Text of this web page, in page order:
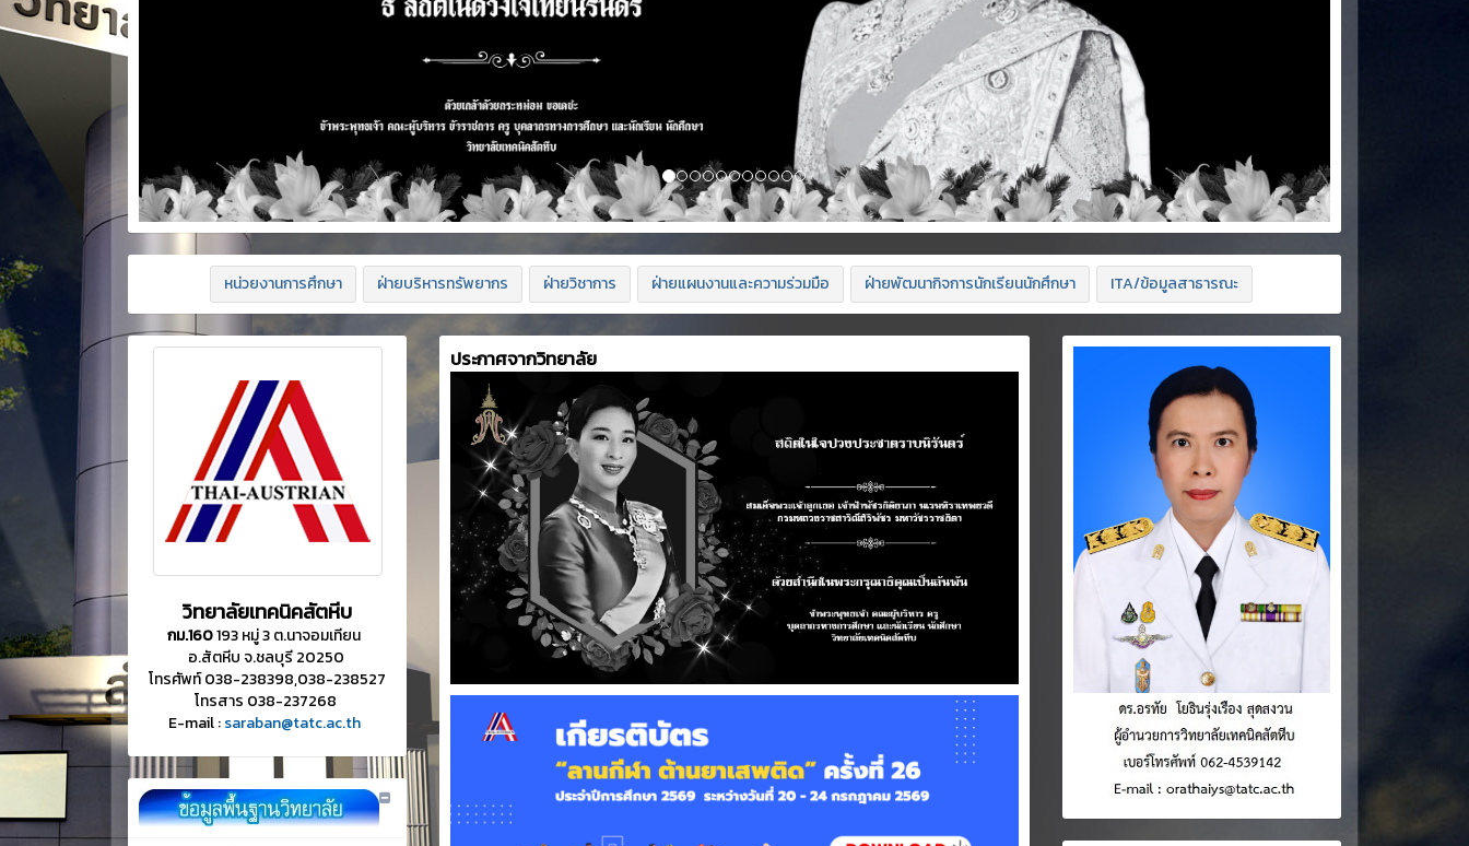
หน่วยงานการศึกษา ฝ่ายบริหารทรัพยากร ฝ่ายวิชาการ ฝ่ายแผนงานและความร่วมมือ ฝ่ายพัฒนากิจการนักเรียนนักศึกษา ITA/ข้อมูลสาธารณะ
วิทยาลัยเทคนิคสัตหีบ
กม.160193 หมู่ 3 ต.นาจอมเทียน
อ.สัตหีบ จ.ชลบุรี 20250
โทรศัพท์ 038-238398,038-238527
โทรสาร 038-237268
E-mail :saraban@tatc.ac.th
ประกาศจากวิทยาลัย